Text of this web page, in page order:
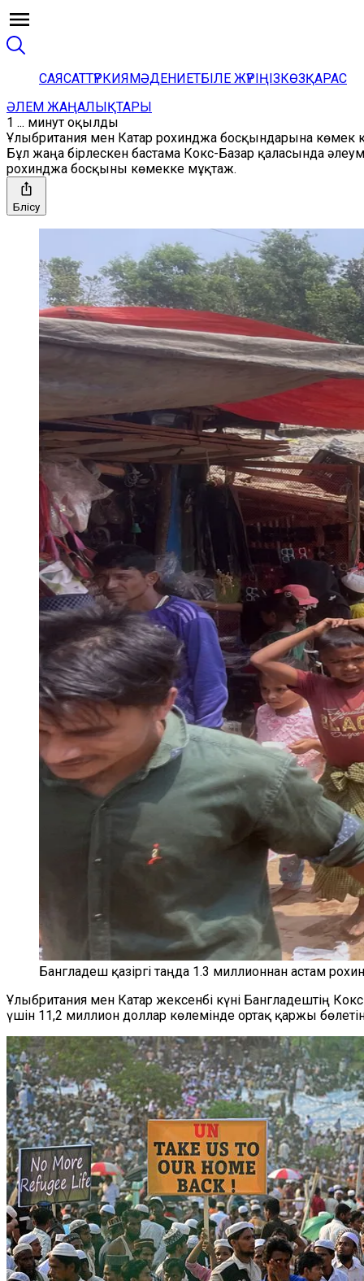
САЯСАТТҮРКИЯМӘДЕНИЕТБІЛЕ ЖҮРІҢІЗКӨЗҚАРАС
ӘЛЕМ ЖАҢАЛЫҚТАРЫ
1 ... минут оқылды
Ұлыбритания мен Катар рохинджа босқындарына көмек
Бұл жаңа бірлескен бастама Кокс-Базар қаласында
рохинджа босқыны көмекке мұқтаж.
Бөлісу
Бангладеш қазіргі таңда 1.3 миллионнан астам
Ұлыбритания мен Катар жексенбі күні Бангладештің
үшін 11,2 миллион доллар көлемінде ортақ қаржы